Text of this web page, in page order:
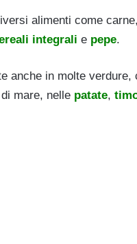
alimenti come
integrali e pepe.
anche in molte verdure,
mare, nelle patate,